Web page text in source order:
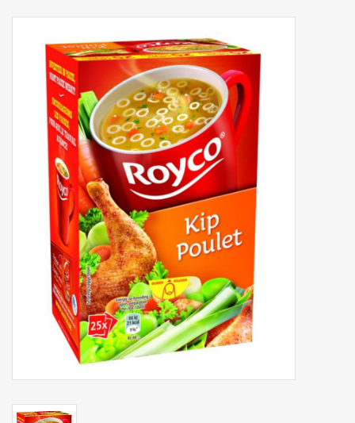
Boissons
Biscuits apéritifs / Snacks salés
Botanicals
Bonbons pour la bonbonnière
Rouleaux de caisse thermiques
Produits d'hygiène
Cadeaux d'entreprise